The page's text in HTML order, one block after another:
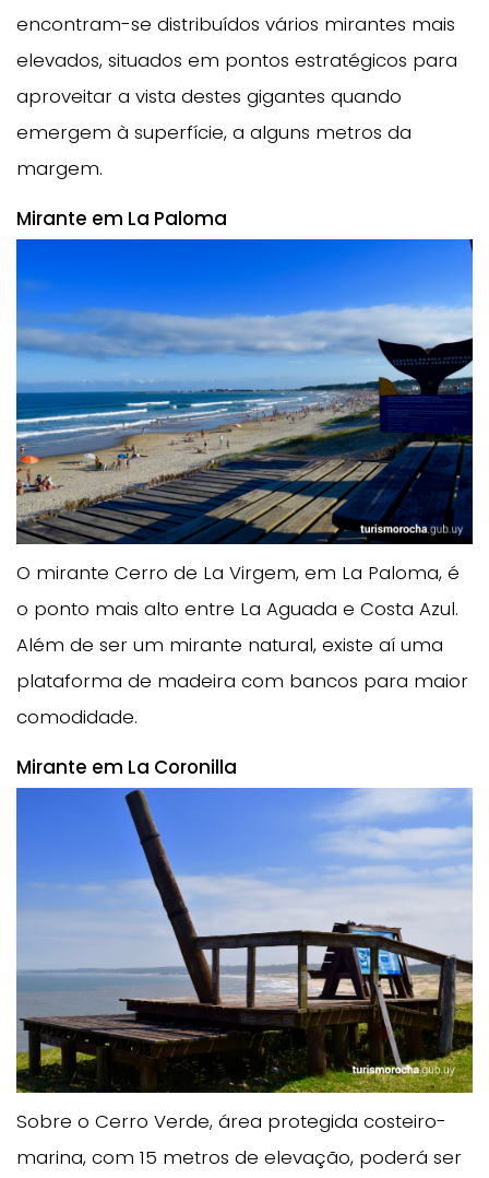
encontram-se distribuídos vários mirantes mais
elevados, situados em pontos estratégicos para
aproveitar a vista destes gigantes quando
emergem à superfície, a alguns metros da
margem.
Mirante em La Paloma
O mirante Cerro de La Virgem, em La Paloma, é
o ponto mais alto entre La Aguada e Costa Azul.
Além de ser um mirante natural, existe aí uma
plataforma de madeira com bancos para maior
comodidade.
Mirante em La Coronilla
Sobre o Cerro Verde, área protegida costeiro-
marina, com 15 metros de elevação, poderá ser